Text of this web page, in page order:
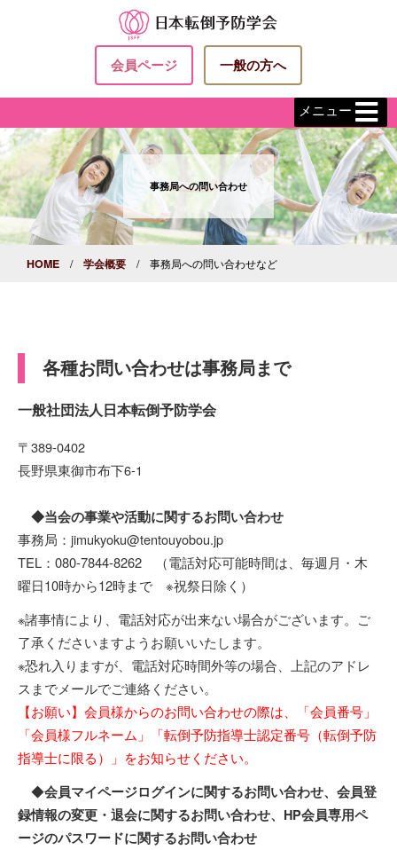
会員ページ 一般の方へ
メニュー
事務局への問い合わせ
HOME / 学会概要 / 事務局への問い合わせなど
各種お問い合わせは事務局まで
一般社団法人日本転倒予防学会
〒389-0402
長野県東御市布下6-1
◆当会の事業や活動に関するお問い合わせ
事務局：jimukyoku@tentouyobou.jp
TEL：080-7844-8262 （電話対応可能時間は、毎週月・木
曜日10時から12時まで ※祝祭日除く）
※諸事情により、電話対応が出来ない場合がございます。ご
了承くださいますようお願いいたします。
※恐れ入りますが、電話対応時間外等の場合、上記のアドレ
スまでメールでご連絡ください。
【お願い】会員様からのお問い合わせの際は、「会員番号」
「会員様フルネーム」「転倒予防指導士認定番号（転倒予防
指導士に限る）」をお知らせください。
◆会員マイページログインに関するお問い合わせ、会員登
録情報の変更・退会に関するお問い合わせ、HP会員専用ペ
ージのパスワードに関するお問い合わせ